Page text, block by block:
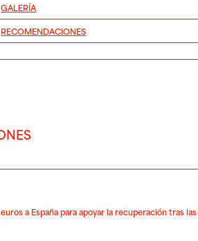
GALERÍA
RECOMENDACIONES
a España para apoyar la recuperación tras